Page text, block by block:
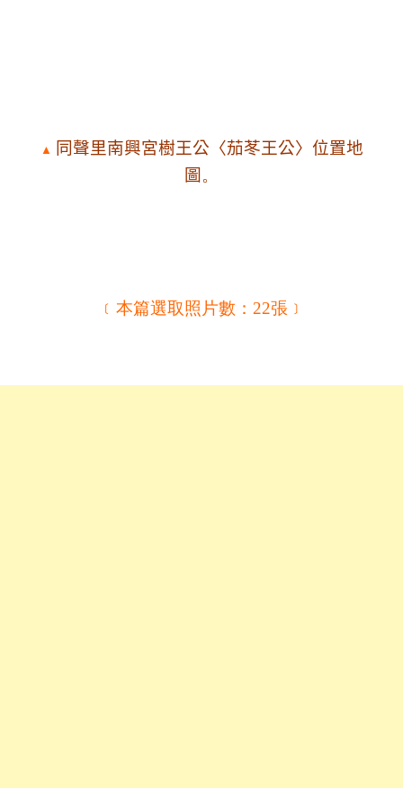
▲ 同聲里南興宮樹王公〈茄苳王公〉 位置地
圖 。
﹝本篇選取照片數：22張﹞